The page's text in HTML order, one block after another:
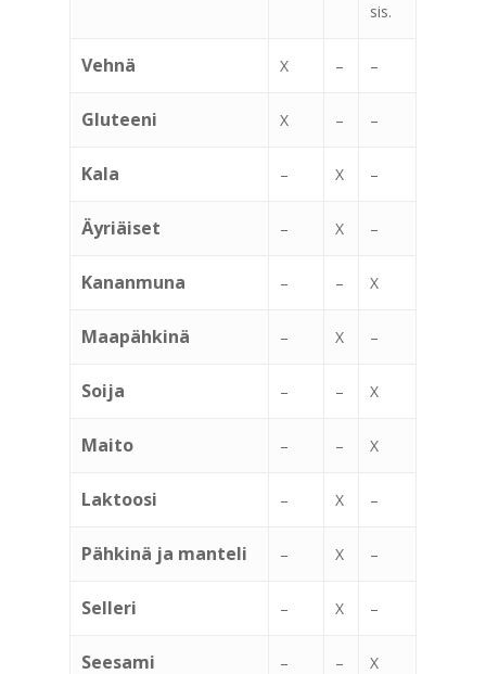
sis.
Vehnä X – –
Gluteeni X – –
Kala – X –
Äyriäiset – X –
Kananmuna – – X
Maapähkinä – X –
Soija – – X
Maito – – X
Laktoosi – X –
Pähkinä ja manteli – X –
Selleri – X –
Seesami – – X